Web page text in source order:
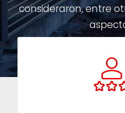
consideraron, entre